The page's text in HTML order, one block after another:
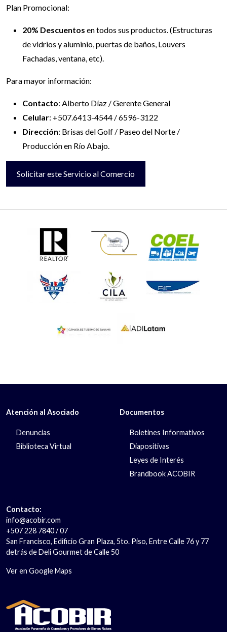
Plan Promocional:
20% Descuentos en todos sus productos. (Estructuras
de vidrios y aluminio, puertas de baños, Louvers
Fachadas, ventana, etc).
Para mayor información:
Contacto: Alberto Díaz / Gerente General
Celular: +507.6413-4544 / 6596-3122
Dirección: Brisas del Golf / Paseo del Norte /
Producción en Río Abajo.
Solicitar este Servicio al Comercio
Atención al Asociado
Denuncias
Biblioteca Virtual
Documentos
Boletines Informativos
Diapositivas
Leyes de Interés
Brandbook ACOBIR
Contacto:
info@acobir.com
+507 228 7840 / 07
San Francisco, Edificio Gran Plaza, 5to. Piso, Entre Calle 76 y 77
detrás de Deli Gourmet de Calle 50
Ver en Google Maps